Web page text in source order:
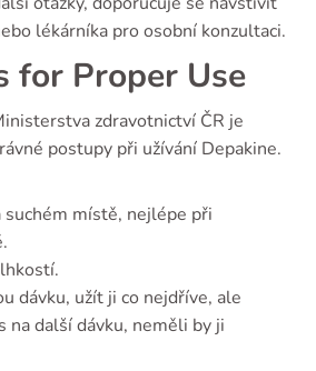
lékárníka pro osobní konzultaci.
for Proper Use
zdravotnictví ČR je
postupy při užívání Depakine.
suchém místě, nejlépe při
dávku, užít ji co nejdříve, ale
na další dávku, neměli by ji